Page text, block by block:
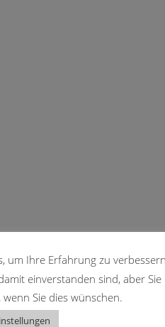
um Ihre Erfahrung zu
einverstanden sind, aber Sie
Sie dies wünschen.